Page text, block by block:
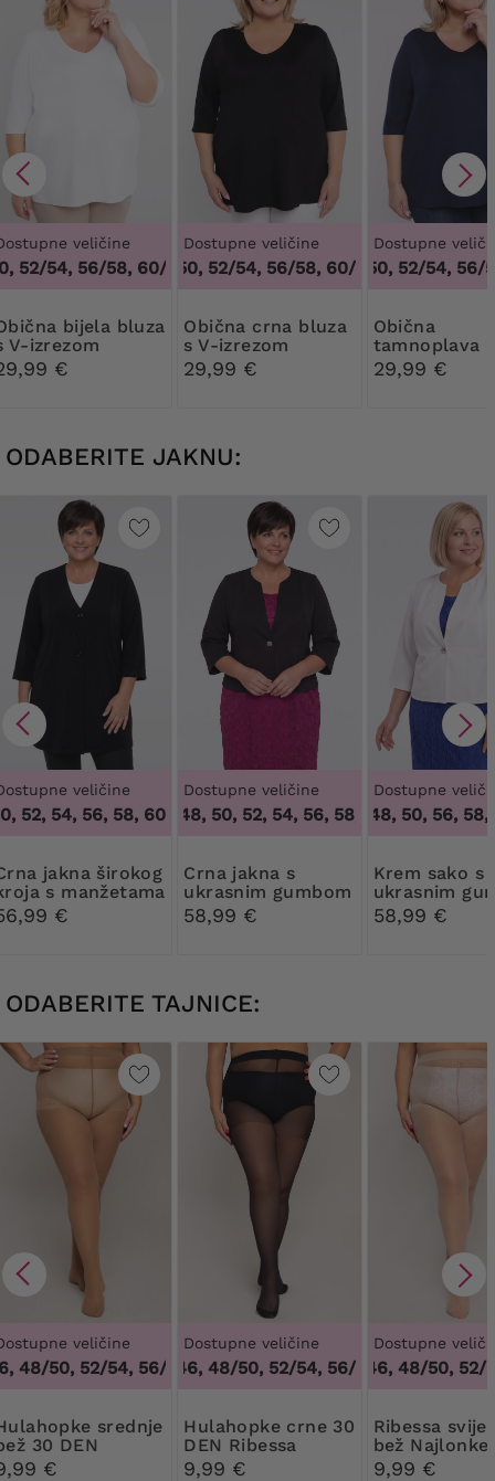
veličine
54, 56/58, 60/62 ,48/50, 52/54, 56/58, 60/62
bluza
V-izrezom
€
Dostupne veličine
48/50, 52/54, 56/58, 60/62 ,48/50, 52/54,
Obična crna bluza
s V-izrezom
29,99 €
Dostupne
48/50, 52/54, 56/
Obična
tamnoplava
s V-izrezom
29,99 €
ODABERITE JAKNU:
veličine
54, 56, 58, 60, 62 ,48, 50, 52, 54, 56, 58, 60, 62
s manžetama
€
Dostupne veličine
46, 48, 50, 52, 54, 56, 58, 60, 62, 64,46,
Crna jakna s
ukrasnim gumbom
58,99 €
Dostupne
46, 48, 50, 56, 58,
Krem sako s
ukrasnim
58,99 €
ODABERITE TAJNICE:
veličine
48/50, 52/54, 56/58, 60/62,44/46, 48/50, 52/54, 56/58,
30 DEN
€
Dostupne veličine
44/46, 48/50, 52/54, 56/58, 60/62,44/46,
Hulahopke crne 30
DEN Ribessa
9,99 €
Dostupne
44/46, 48/50, 52/
Ribessa svijetlo
bež Najlonke
DEN
9,99 €